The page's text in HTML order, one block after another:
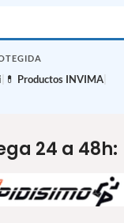
💊 Productos INVIMA
24 a 48h: